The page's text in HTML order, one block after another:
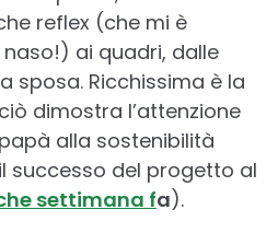
reflex (che mi è
ai quadri, dalle
sposa. Ricchissima è la
dimostra l’attenzione
alla sostenibilità
successo del progetto al
settimana fa).